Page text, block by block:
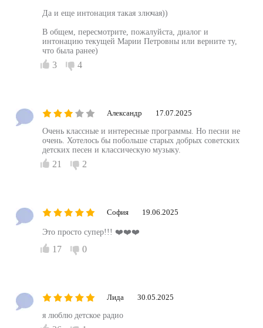
Да и еще интонация такая злючая))
В общем, пересмотрите, пожалуйста, диалог и
интонацию текущей Марии Петровны или верните ту,
что была ранее)
3 4
Александр 17.07.2025
Очень классные и интересные программы. Но песни не
очень. Хотелось бы побольше старых добрых советских
детских песен и классическую музыку.
21 2
София 19.06.2025
Это просто супер!!! ❤️❤️❤️
17 0
Лида 30.05.2025
я люблю детское радио